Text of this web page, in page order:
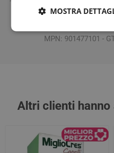
Tutti i prezzi includono l'IVA -
MPN: 901477101 -
Altri clienti
MOSTRA